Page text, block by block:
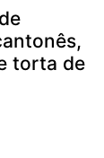
torta de